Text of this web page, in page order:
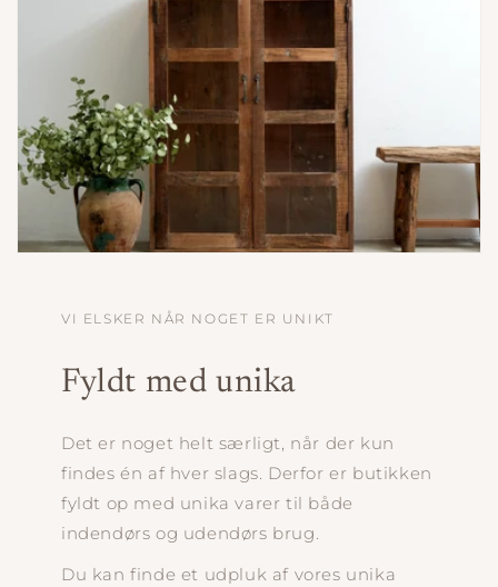
VI ELSKER NÅR NOGET ER UNIKT
Fyldt med unika
Det er noget helt særligt, når der kun
findes én af hver slags. Derfor er butikken
fyldt op med unika varer til både
indendørs og udendørs brug.
Du kan finde et udpluk af vores unika